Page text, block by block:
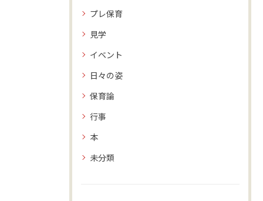
プレ保育
見学
イベント
日々の姿
保育論
行事
本
未分類